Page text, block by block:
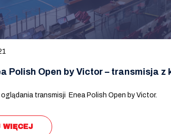
Polish Open by Victor – transmisja z
transmisji Enea Polish Open by Victor.
WIĘCEJ